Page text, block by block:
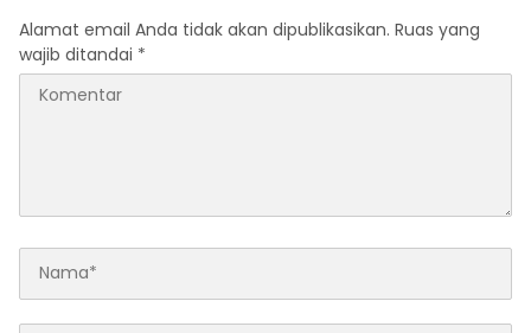
Alamat email Anda tidak akan dipublikasikan. Ruas yang
wajib ditandai *